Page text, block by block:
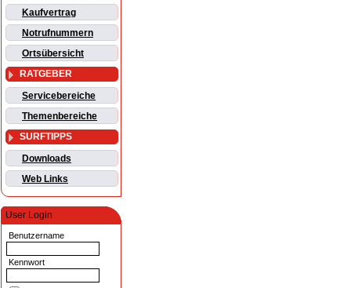
Kaufvertrag
Notrufnummern
Ortsübersicht
RATGEBER
Servicebereiche
Themenbereiche
SURFTIPPS
Downloads
Web Links
User Login
Benutzername
Kennwort